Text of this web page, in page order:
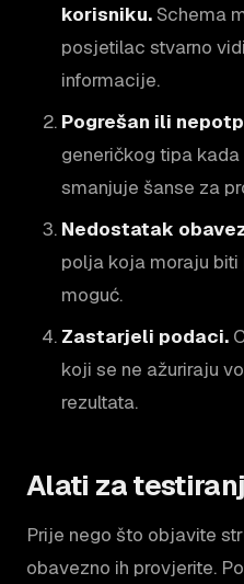
korisniku.Schema
posjetilac stvarno
informacije.
Pogrešan ili
generičkog tipa
smanjuje šanse za
Nedostatak
polja koja moraju biti
moguć.
Zastarjeli podaci.
koji se ne ažuriraju
rezultata.
Alati za
Prije nego što objavite
obavezno ih provjerite.